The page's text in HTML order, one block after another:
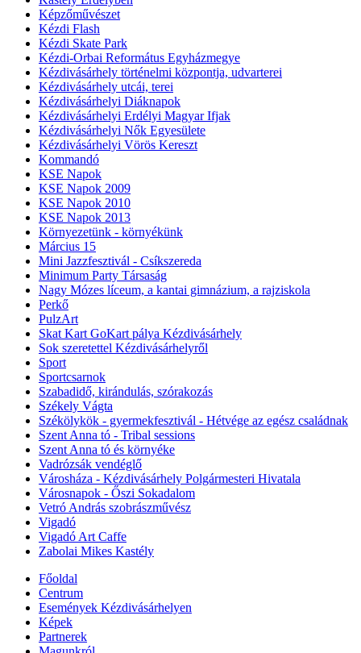
Képzőművészet
Kézdi Flash
Kézdi Skate Park
Kézdi-Orbai Református Egyházmegye
Kézdivásárhely történelmi központja, udvarterei
Kézdivásárhely utcái, terei
Kézdivásárhelyi Diáknapok
Kézdivásárhelyi Erdélyi Magyar Ifjak
Kézdivásárhelyi Nők Egyesülete
Kézdivásárhelyi Vörös Kereszt
Kommandó
KSE Napok
KSE Napok 2009
KSE Napok 2010
KSE Napok 2013
Környezetünk - környékünk
Március 15
Mini Jazzfesztivál - Csíkszereda
Minimum Party Társaság
Nagy Mózes líceum, a kantai gimnázium, a rajziskola
Perkő
PulzArt
Skat Kart GoKart pálya Kézdivásárhely
Sok szeretettel Kézdivásárhelyről
Sport
Sportcsarnok
Szabadidő, kirándulás, szórakozás
Székely Vágta
Székölykök - gyermekfesztivál - Hétvége az egész családnak
Szent Anna tó - Tribal sessions
Szent Anna tó és környéke
Vadrózsák vendéglő
Városháza - Kézdivásárhely Polgármesteri Hivatala
Városnapok - Őszi Sokadalom
Vetró András szobrászművész
Vigadó
Vigadó Art Caffe
Zabolai Mikes Kastély
Főoldal
Centrum
Események Kézdivásárhelyen
Képek
Partnerek